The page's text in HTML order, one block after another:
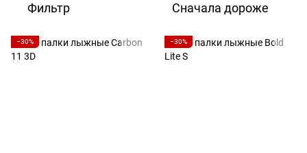
Фильтр Сначала дороже
−30% −30%